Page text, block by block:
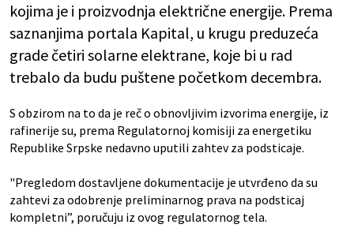
kojima je i proizvodnja električne energije. Prema
saznanjima portala Kapital, u krugu preduzeća
grade četiri solarne elektrane, koje bi u rad
trebalo da budu puštene početkom decembra.
S obzirom na to da je reč o obnovljivim izvorima energije, iz
rafinerije su, prema Regulatornoj komisiji za energetiku
Republike Srpske nedavno uputili zahtev za podsticaje.
"Pregledom dostavljene dokumentacije je utvrđeno da su
zahtevi za odobrenje preliminarnog prava na podsticaj
kompletni”, poručuju iz ovog regulatornog tela.